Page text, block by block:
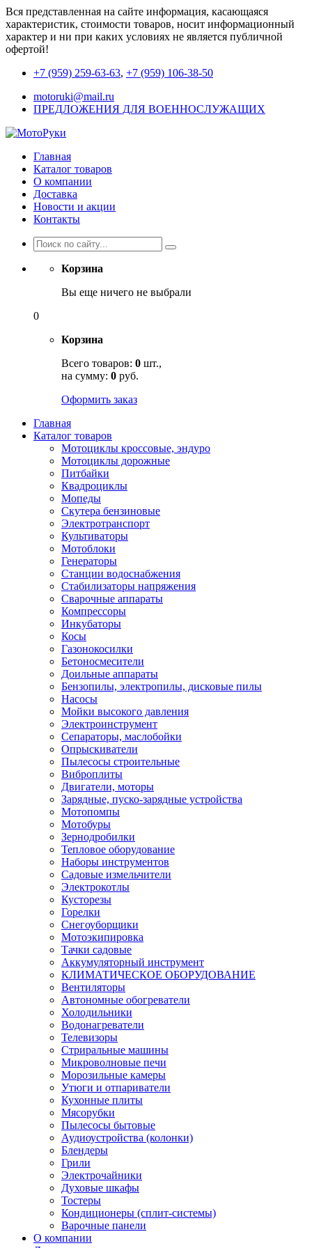
Вся представленная на сайте информация, касающаяся
характеристик, стоимости товаров, носит информационный
характер и ни при каких условиях не является публичной
офертой!
+7 (959) 259-63-63, +7 (959) 106-38-50
motoruki@mail.ru
ПРЕДЛОЖЕНИЯ ДЛЯ ВОЕННОСЛУЖАЩИХ
Главная
Каталог товаров
О компании
Доставка
Новости и акции
Контакты
Корзина
Вы еще ничего не выбрали
0
Корзина
Всего товаров: 0 шт.,
на сумму: 0 руб.
Оформить заказ
Главная
Каталог товаров
Мотоциклы кроссовые, эндуро
Мотоциклы дорожные
Питбайки
Квадроциклы
Мопеды
Скутера бензиновые
Электротранспорт
Культиваторы
Мотоблоки
Генераторы
Станции водоснабжения
Стабилизаторы напряжения
Сварочные аппараты
Компрессоры
Инкубаторы
Косы
Газонокосилки
Бетоносмесители
Доильные аппараты
Бензопилы, электропилы, дисковые пилы
Насосы
Мойки высокого давления
Электроинструмент
Сепараторы, маслобойки
Опрыскиватели
Пылесосы строительные
Виброплиты
Двигатели, моторы
Зарядные, пуско-зарядные устройства
Мотопомпы
Мотобуры
Зернодробилки
Тепловое оборудование
Наборы инструментов
Садовые измельчители
Электрокотлы
Кусторезы
Горелки
Снегоуборщики
Мотоэкипировка
Тачки садовые
Аккумуляторный инструмент
КЛИМАТИЧЕСКОЕ ОБОРУДОВАНИЕ
Вентиляторы
Автономные обогреватели
Холодильники
Водонагреватели
Телевизоры
Стриральные машины
Микроволновые печи
Морозильные камеры
Утюги и отпариватели
Кухонные плиты
Мясорубки
Пылесосы бытовые
Аудиоустройства (колонки)
Блендеры
Грили
Электрочайники
Духовые шкафы
Тостеры
Кондиционеры (сплит-системы)
Варочные панели
О компании